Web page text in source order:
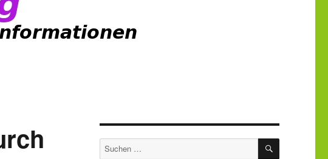
Suche
nach:
SUCHEN